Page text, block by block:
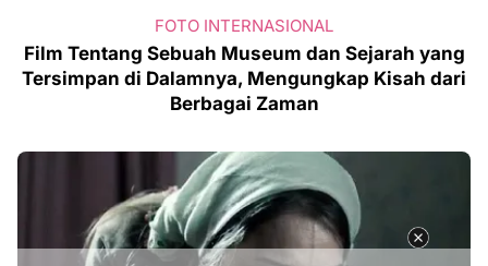
FOTO INTERNASIONAL
Film Tentang Sebuah Museum dan Sejarah yang
Tersimpan di Dalamnya, Mengungkap Kisah dari
Berbagai Zaman